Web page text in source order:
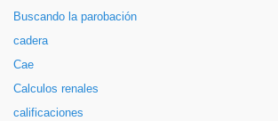
Buscando la parobación
cadera
Cae
Calculos renales
calificaciones